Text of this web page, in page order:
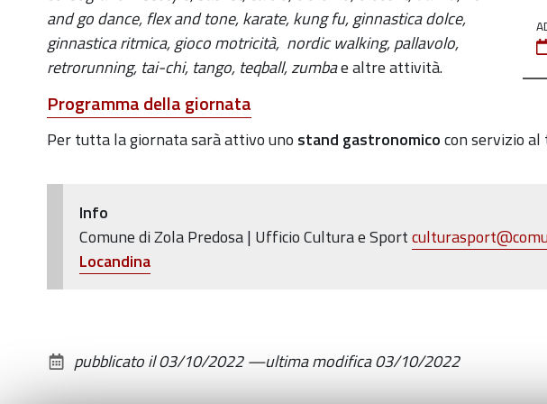
2022
-
Domenica
ottobre
in
della
Repubblica
2022-
09T10:00:00+02:00
09T18:00:00+02:00
and go dance, flex and tone, karate, kung fu, ginnastica dolce,
ginnastica ritmica, gioco motricità, nordic walking, pallavolo,
retrorunning, tai-chi, tango, teqball, zumbae altre attività.
Programma della giornata
Per tutta la giornata sarà attivo uno stand gastronomicocon servizio
Info
Comune di Zola Predosa | Ufficio Cultura e Sportculturasport@
Locandina
pubblicato il03/10/2022—ultima modifica03/10/2022